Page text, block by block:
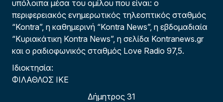
υπόλοιπα μέσα του ομίλου που είναι: ο
περιφερειακός ενημερωτικός τηλεοπτικός σταθμός
“Kontra”, η καθημερινή “Kontra News”, η εβδομαδιαία
“Κυριακάτικη Kontra News”, η σελίδα Kontranews.gr
και ο ραδιοφωνικός σταθμός Love Radio 97,5.
Ιδιοκτησία:
ΦΙΛΑΘΛΟΣ ΙΚΕ
Δήμητρος 31